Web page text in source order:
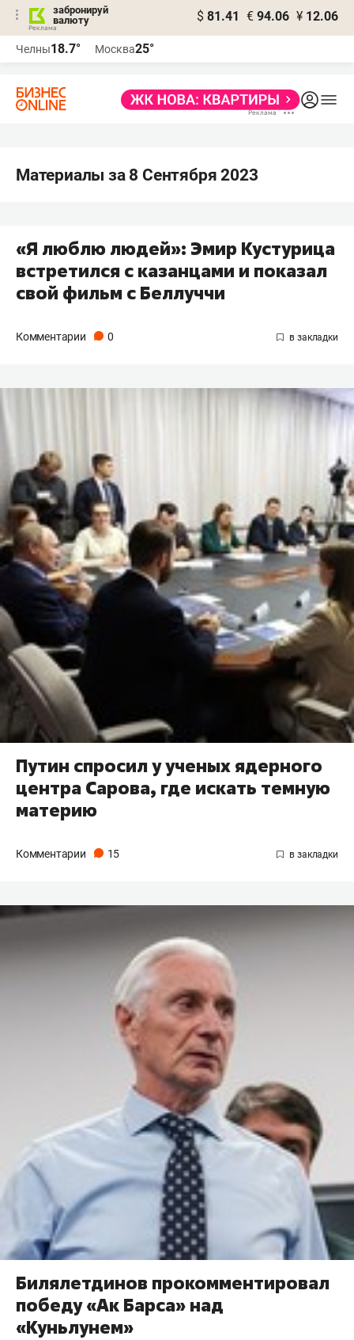
забронируй
валюту
$ 81.41 € 94.06 ¥ 12.06
Челны18.7° Москва25°
Материалы за 8 Сентября 2023
«Я люблю людей»: Эмир Кустурица
встретился с казанцами и показал
свой фильм с Беллуччи
Комментарии 0
Путин спросил у ученых ядерного
центра Сарова, где искать темную
материю
Комментарии 15
Билялетдинов прокомментировал
победу «Ак Барса» над
«Куньлунем»